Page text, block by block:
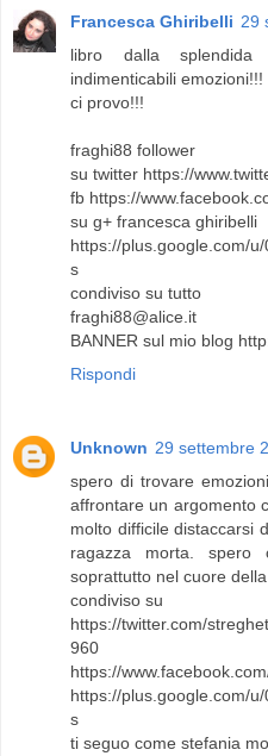
Francesca Ghiribelli 29
libro dalla
indimenticabili emozioni!!!
ci provo!!!
fraghi88 follower
su twitter https://
fb https://
su g+ francesca ghiribelli
https://plus.google.com/
s
condiviso su tutto
fraghi88@alice.it
BANNER sul mio blog
Rispondi
Unknown 29 settembre
spero di trovare
affrontare un argomento
molto difficile distaccarsi
ragazza morta. spero
soprattutto nel cuore
condiviso su
https://twitter.com/
960
https://
https://plus.google.com/
s
ti seguo come stefania